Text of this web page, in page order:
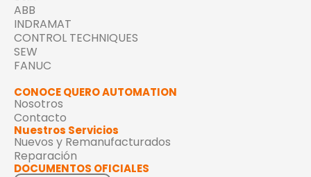
ABB
INDRAMAT
CONTROL TECHNIQUES
SEW
FANUC
CONOCE QUERO AUTOMATION
Nosotros
Contacto
Nuestros Servicios
Nuevos y Remanufacturados
Reparación
DOCUMENTOS OFICIALES